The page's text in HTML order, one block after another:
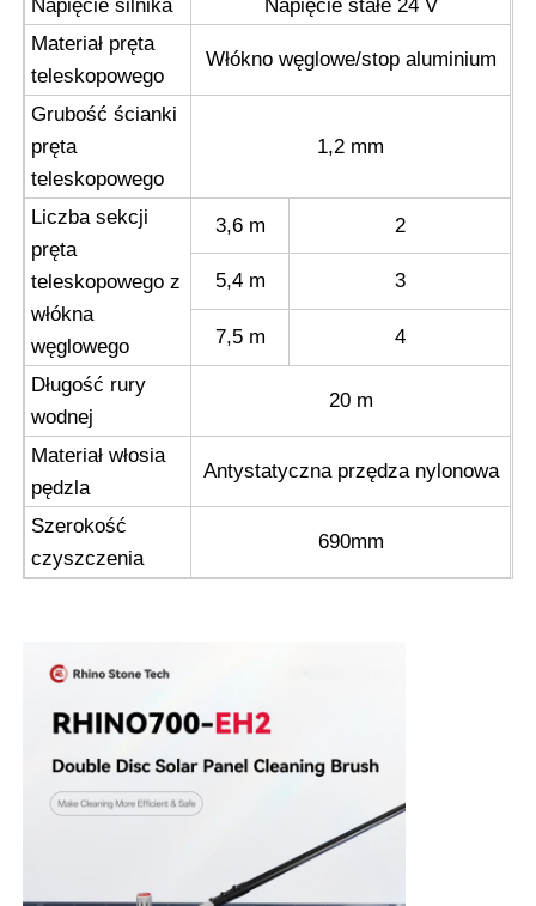
Napięcie silnika
Napięcie stałe 24 V
Materiał pręta
teleskopowego
Włókno węglowe/stop aluminium
Grubość ścianki
pręta
teleskopowego
1,2 mm
Liczba sekcji
pręta
teleskopowego z
włókna
węglowego
3,6 m 2
5,4 m 3
7,5 m 4
Długość rury
wodnej
20 m
Materiał włosia
pędzla
Antystatyczna przędza nylonowa
Szerokość
czyszczenia
690mm